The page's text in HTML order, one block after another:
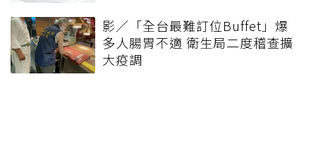
影／「全台最難訂位Buffet」爆
多人腸胃不適 衛生局二度稽查擴
大疫調